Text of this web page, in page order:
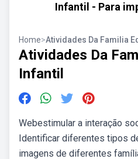
Infantil - Para
Home>Atividades Da Familia
Atividades Da
Infantil
Webestimular a interação
Identificar diferentes tipos
imagens de diferentes